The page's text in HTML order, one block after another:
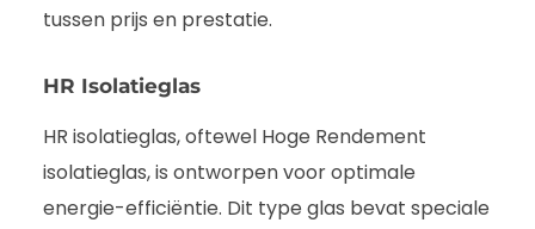
tussen prijs en prestatie.
HR Isolatieglas
HR isolatieglas, oftewel Hoge Rendement
isolatieglas, is ontworpen voor optimale
energie-efficiëntie. Dit type glas bevat speciale